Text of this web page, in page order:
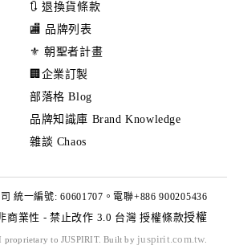
🔃 退換貨條款
🏬 品牌列表
⚜️ 朝聖者計畫
🏢企業訂製
部落格 Blog
品牌知識庫 Brand Knowledge
雜談 Chaos
統一編號: 60601707。電聯+886 900205436
商業性 - 禁止改作 3.0 台灣 授權條款授權
proprietary to JUSPIRIT. Built by juspirit.com.tw